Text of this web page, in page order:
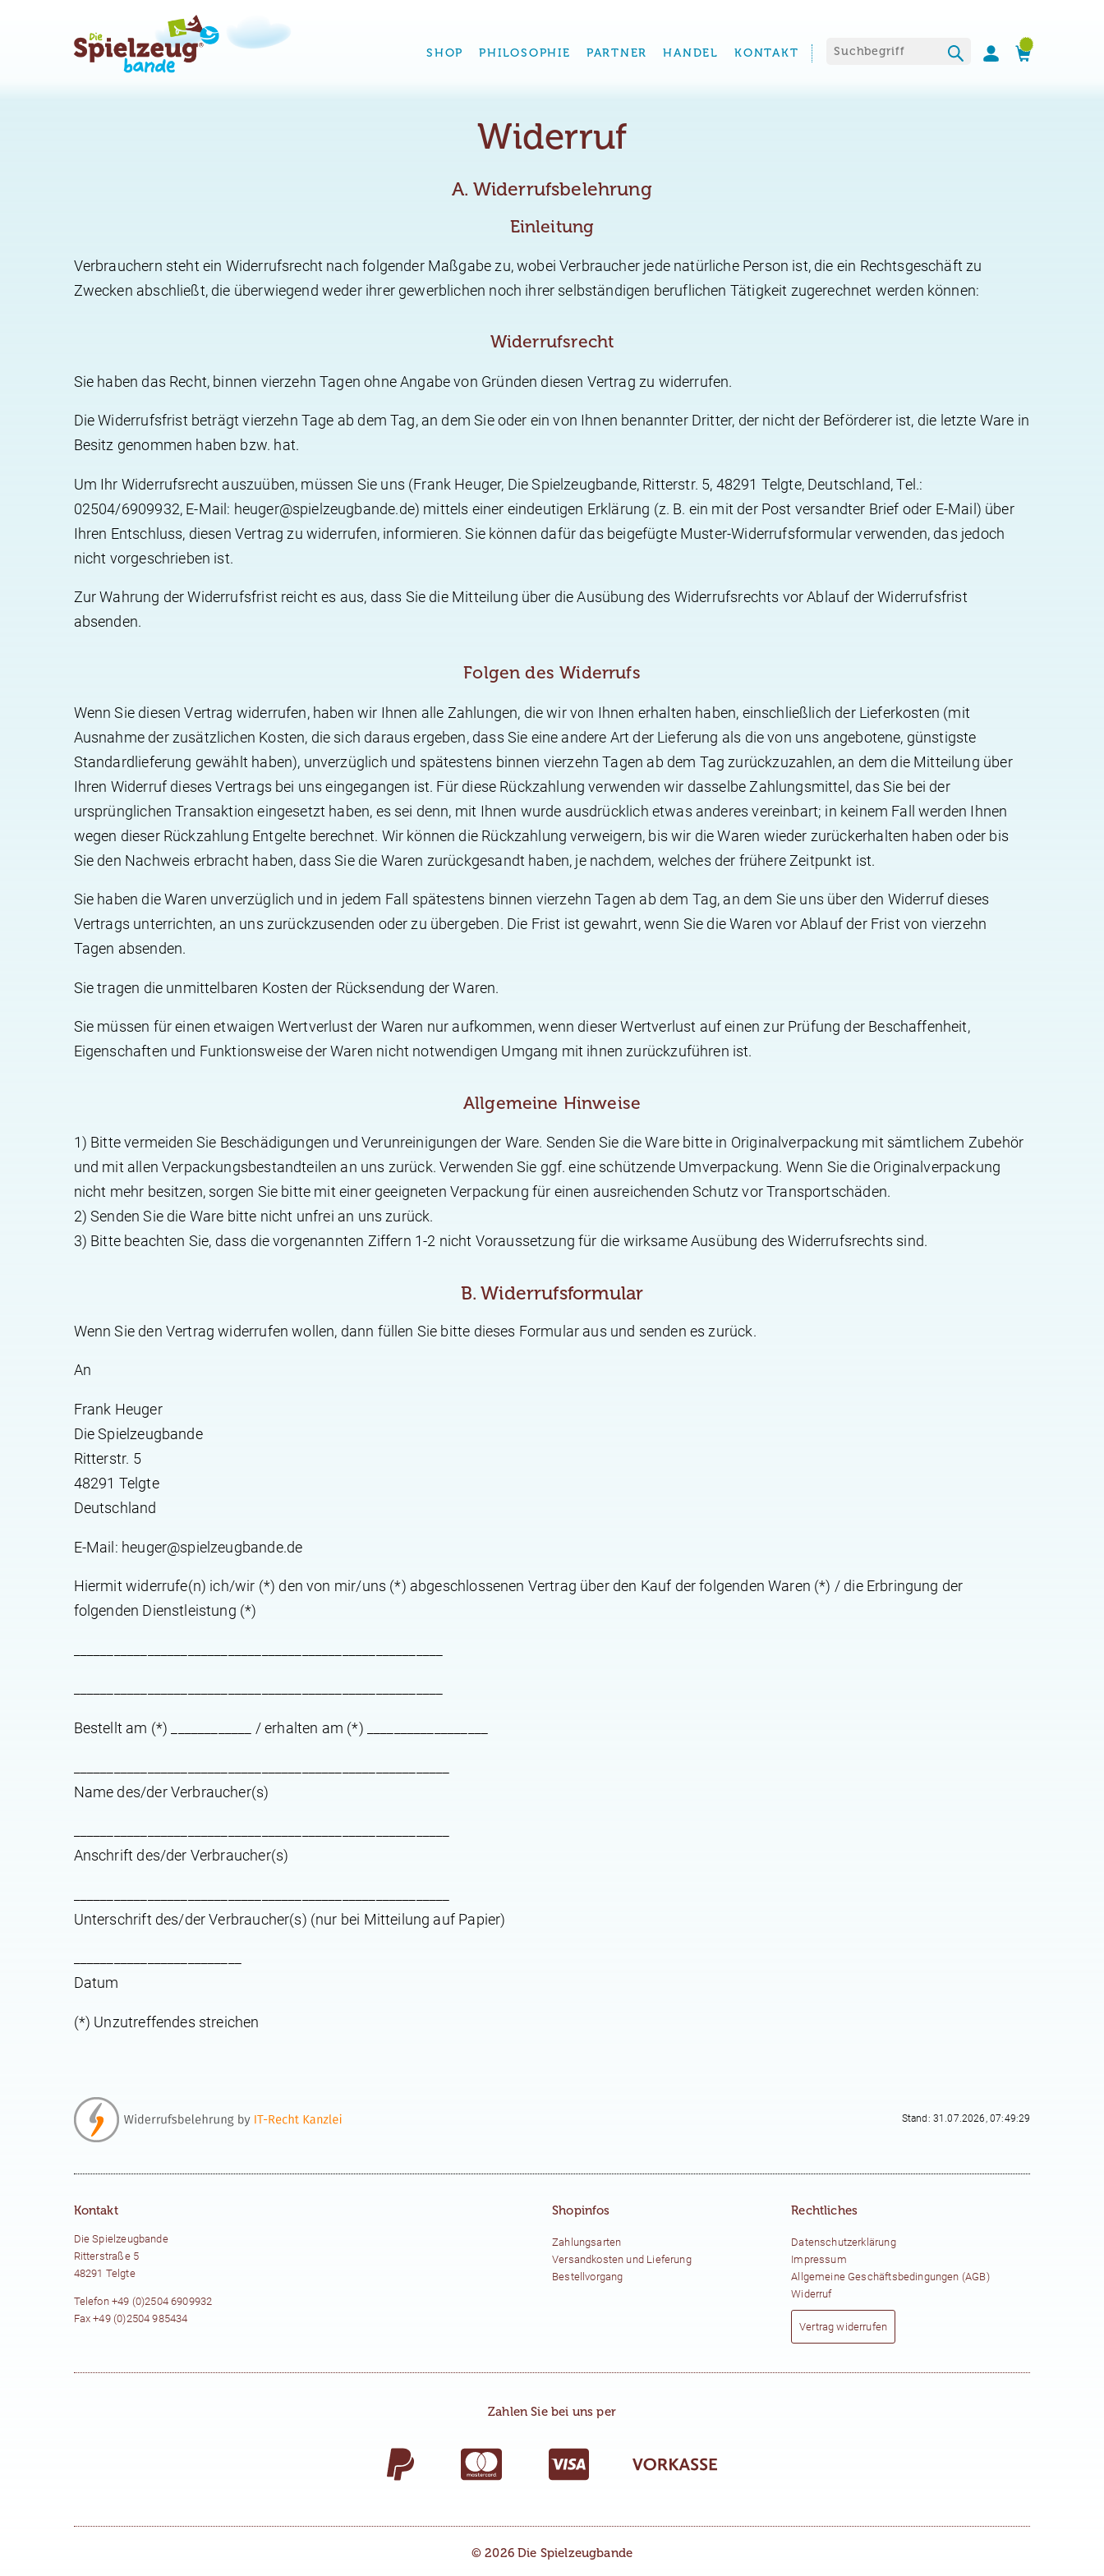
SHOP PHILOSOPHIE PARTNER HANDEL KONTAKT
Widerruf
A. Widerrufsbelehrung
Einleitung
Verbrauchern steht ein Widerrufsrecht nach folgender Maßgabe zu, wobei Verbraucher jede natürliche Person ist, die ein Rechtsgeschäft zu
Zwecken abschließt, die überwiegend weder ihrer gewerblichen noch ihrer selbständigen beruflichen Tätigkeit zugerechnet werden können:
Widerrufsrecht
Sie haben das Recht, binnen vierzehn Tagen ohne Angabe von Gründen diesen Vertrag zu widerrufen.
Die Widerrufsfrist beträgt vierzehn Tage ab dem Tag, an dem Sie oder ein von Ihnen benannter Dritter, der nicht der Beförderer ist, die letzte Ware in
Besitz genommen haben bzw. hat.
Um Ihr Widerrufsrecht auszuüben, müssen Sie uns (Frank Heuger, Die Spielzeugbande, Ritterstr. 5, 48291 Telgte, Deutschland, Tel.:
02504/6909932, E-Mail: heuger@spielzeugbande.de) mittels einer eindeutigen Erklärung (z. B. ein mit der Post versandter Brief oder E-Mail) über
Ihren Entschluss, diesen Vertrag zu widerrufen, informieren. Sie können dafür das beigefügte Muster-Widerrufsformular verwenden, das jedoch
nicht vorgeschrieben ist.
Zur Wahrung der Widerrufsfrist reicht es aus, dass Sie die Mitteilung über die Ausübung des Widerrufsrechts vor Ablauf der Widerrufsfrist
absenden.
Folgen des Widerrufs
Wenn Sie diesen Vertrag widerrufen, haben wir Ihnen alle Zahlungen, die wir von Ihnen erhalten haben, einschließlich der Lieferkosten (mit
Ausnahme der zusätzlichen Kosten, die sich daraus ergeben, dass Sie eine andere Art der Lieferung als die von uns angebotene, günstigste
Standardlieferung gewählt haben), unverzüglich und spätestens binnen vierzehn Tagen ab dem Tag zurückzuzahlen, an dem die Mitteilung über
Ihren Widerruf dieses Vertrags bei uns eingegangen ist. Für diese Rückzahlung verwenden wir dasselbe Zahlungsmittel, das Sie bei der
ursprünglichen Transaktion eingesetzt haben, es sei denn, mit Ihnen wurde ausdrücklich etwas anderes vereinbart; in keinem Fall werden Ihnen
wegen dieser Rückzahlung Entgelte berechnet. Wir können die Rückzahlung verweigern, bis wir die Waren wieder zurückerhalten haben oder bis
Sie den Nachweis erbracht haben, dass Sie die Waren zurückgesandt haben, je nachdem, welches der frühere Zeitpunkt ist.
Sie haben die Waren unverzüglich und in jedem Fall spätestens binnen vierzehn Tagen ab dem Tag, an dem Sie uns über den Widerruf dieses
Vertrags unterrichten, an uns zurückzusenden oder zu übergeben. Die Frist ist gewahrt, wenn Sie die Waren vor Ablauf der Frist von vierzehn
Tagen absenden.
Sie tragen die unmittelbaren Kosten der Rücksendung der Waren.
Sie müssen für einen etwaigen Wertverlust der Waren nur aufkommen, wenn dieser Wertverlust auf einen zur Prüfung der Beschaffenheit,
Eigenschaften und Funktionsweise der Waren nicht notwendigen Umgang mit ihnen zurückzuführen ist.
Allgemeine Hinweise
1) Bitte vermeiden Sie Beschädigungen und Verunreinigungen der Ware. Senden Sie die Ware bitte in Originalverpackung mit sämtlichem Zubehör
und mit allen Verpackungsbestandteilen an uns zurück. Verwenden Sie ggf. eine schützende Umverpackung. Wenn Sie die Originalverpackung
nicht mehr besitzen, sorgen Sie bitte mit einer geeigneten Verpackung für einen ausreichenden Schutz vor Transportschäden.
2) Senden Sie die Ware bitte nicht unfrei an uns zurück.
3) Bitte beachten Sie, dass die vorgenannten Ziffern 1-2 nicht Voraussetzung für die wirksame Ausübung des Widerrufsrechts sind.
B. Widerrufsformular
Wenn Sie den Vertrag widerrufen wollen, dann füllen Sie bitte dieses Formular aus und senden es zurück.
An
Frank Heuger
Die Spielzeugbande
Ritterstr. 5
48291 Telgte
Deutschland
E-Mail: heuger@spielzeugbande.de
Hiermit widerrufe(n) ich/wir (*) den von mir/uns (*) abgeschlossenen Vertrag über den Kauf der folgenden Waren (*) / die Erbringung der
folgenden Dienstleistung (*)
Bestellt am (*) ____________ / erhalten am (*) __________________
Name des/der Verbraucher(s)
Anschrift des/der Verbraucher(s)
Unterschrift des/der Verbraucher(s) (nur bei Mitteilung auf Papier)
Datum
(*) Unzutreffendes streichen
Stand: 31.07.2026, 07:49:29
Kontakt
Die Spielzeugbande
Ritterstraße 5
48291 Telgte
Telefon +49 (0)2504 6909932
Fax +49 (0)2504 985434
Shopinfos
Zahlungsarten
Versandkosten und Lieferung
Bestellvorgang
Rechtliches
Datenschutzerklärung
Impressum
Allgemeine Geschäftsbedingungen (AGB)
Widerruf
Vertrag widerrufen
Zahlen Sie bei uns per
© 2026 Die Spielzeugbande